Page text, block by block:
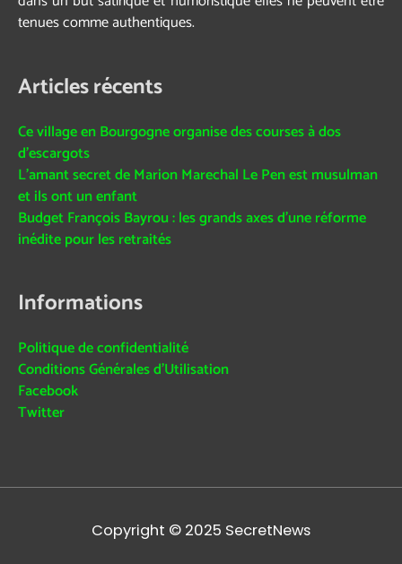
tenues comme authentiques.
Articles récents
Ce village en Bourgogne organise des courses à dos
d’escargots
L’amant secret de Marion Marechal Le Pen est musulman
et ils ont un enfant
Budget François Bayrou : les grands axes d’une réforme
inédite pour les retraités
Informations
Politique de confidentialité
Conditions Générales d’Utilisation
Facebook
Twitter
Copyright © 2025 SecretNews